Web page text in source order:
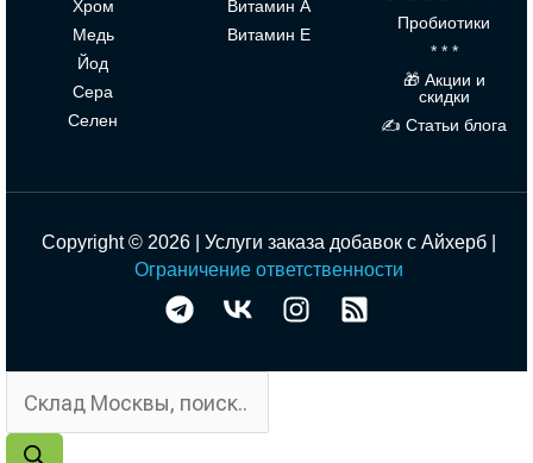
Хром
Медь
Йод
Сера
Селен
Витамин А
Витамин Е
Пробиотики
* * *
🎁 Акции и
скидки
✍ Статьи блога
Copyright © 2026 | Услуги заказа добавок с Айхерб |
Ограничение ответственности